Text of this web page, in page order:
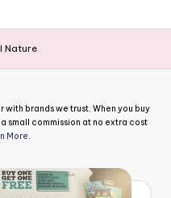
Nature
brands we trust. When you buy
small commission at no extra cost
More.